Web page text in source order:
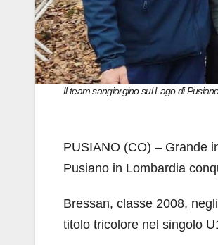
Il team sangiorgino sul Lago di
PUSIANO (CO) – Grande
Pusiano in Lombardia
Bressan, classe 2008,
titolo tricolore nel singolo